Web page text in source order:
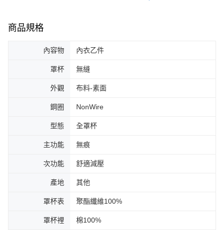
商品規格
內容物 內衣乙件
罩杯 無縫
外觀 布料-素面
鋼圈 NonWire
型態 全罩杯
主功能 無痕
次功能 舒適減壓
產地 其他
罩杯表 聚酯纖維100%
罩杯裡 棉100%